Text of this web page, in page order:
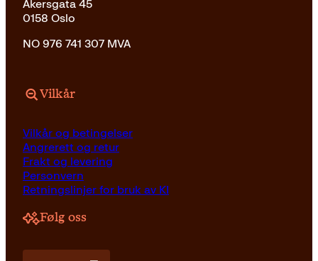
Akersgata 45
0158 Oslo
NO 976 741 307 MVA
Vilkår
Vilkår og betingelser
Angrerett og retur
Frakt og levering
Personvern
Retningslinjer for bruk av KI
Følg oss